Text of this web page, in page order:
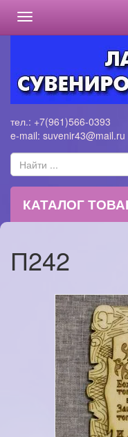
Toggle
navigation
тел.: +7(961)566-0393
e-mail: suvenir43@mail.ru
КАТАЛОГ
П242